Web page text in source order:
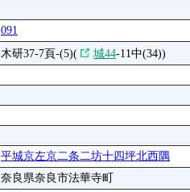
091
木研37-7頁-(5)( 城44-11中(34))
平城京左京二条二坊十四坪北西隅
奈良県奈良市法華寺町